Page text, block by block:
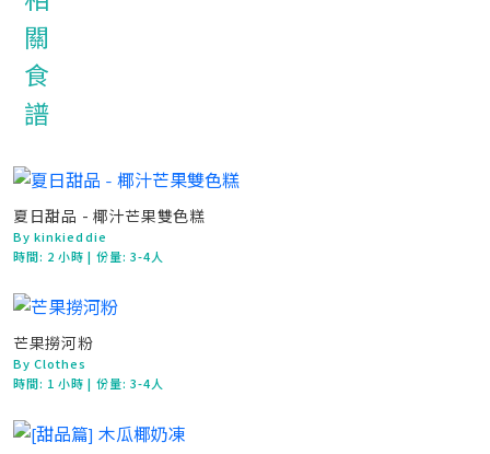
夏日甜品 - 椰汁芒果雙色糕
By kinkieddie
時間: 2 小時| 份量: 3-4人
芒果撈河粉
By Clothes
時間: 1 小時| 份量: 3-4人